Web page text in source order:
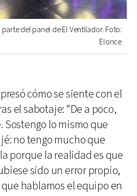
del panel de El Ventilador. Foto:
Elonce
cómo se siente con el
el sabotaje: “De a poco,
Sostengo lo mismo que
no tengo mucho que
porque la realidad es que
sido un error propio,
hablamos el equipo en